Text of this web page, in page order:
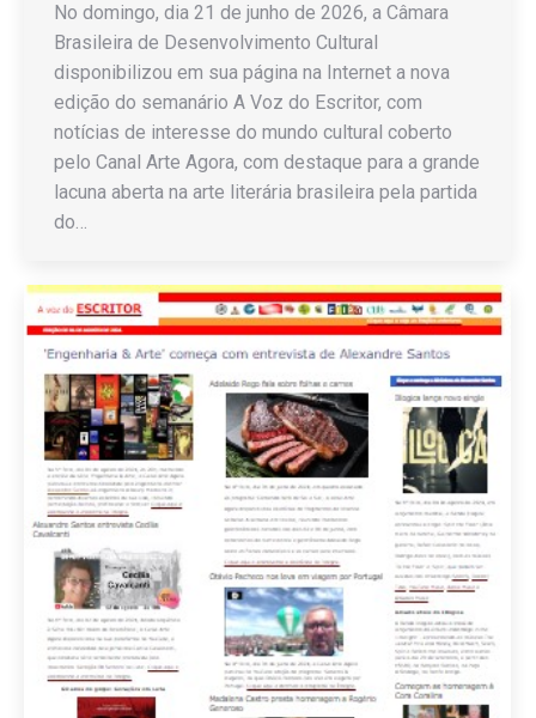
No domingo, dia 21 de junho de 2026, a Câmara
Brasileira de Desenvolvimento Cultural
disponibilizou em sua página na Internet a nova
edição do semanário A Voz do Escritor, com
notícias de interesse do mundo cultural coberto
pelo Canal Arte Agora, com destaque para a grande
lacuna aberta na arte literária brasileira pela partida
do…